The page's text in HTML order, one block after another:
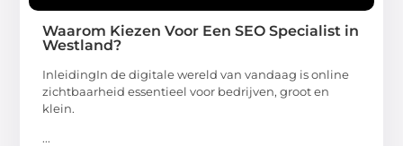
Waarom Kiezen Voor Een SEO Specialist in
Westland?
InleidingIn de digitale wereld van vandaag is online
zichtbaarheid essentieel voor bedrijven, groot en
klein.
...